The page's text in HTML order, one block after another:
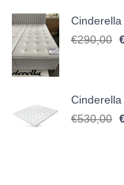
€290,00
€530,00